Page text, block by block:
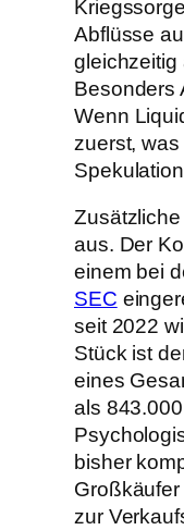
Abflüsse
gleichzeitig
Besonders
Wenn
zuerst,
aus. Der
einem bei
SEC
seit 2022
Stück ist
eines
als
bisher
zur